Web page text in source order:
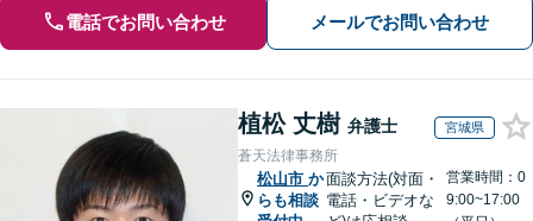
電話でお問い合わせ メールでお問い合わせ
植松 丈樹 弁護士 宮城県
蒼天法律事務所
松山市 か
らも相談
面談方法(対面・
電話・ビデオな
営業時間：0
9:00~17:00